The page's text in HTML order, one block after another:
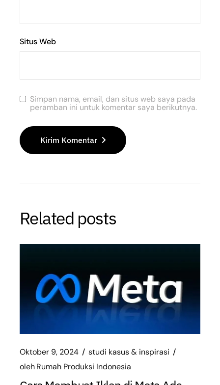
Situs Web
Simpan nama, email, dan situs web saya pada
peramban ini untuk komentar saya berikutnya.
Kirim Komentar
Related posts
Oktober 9, 2024
studi kasus & inspirasi
olehRumah Produksi Indonesia